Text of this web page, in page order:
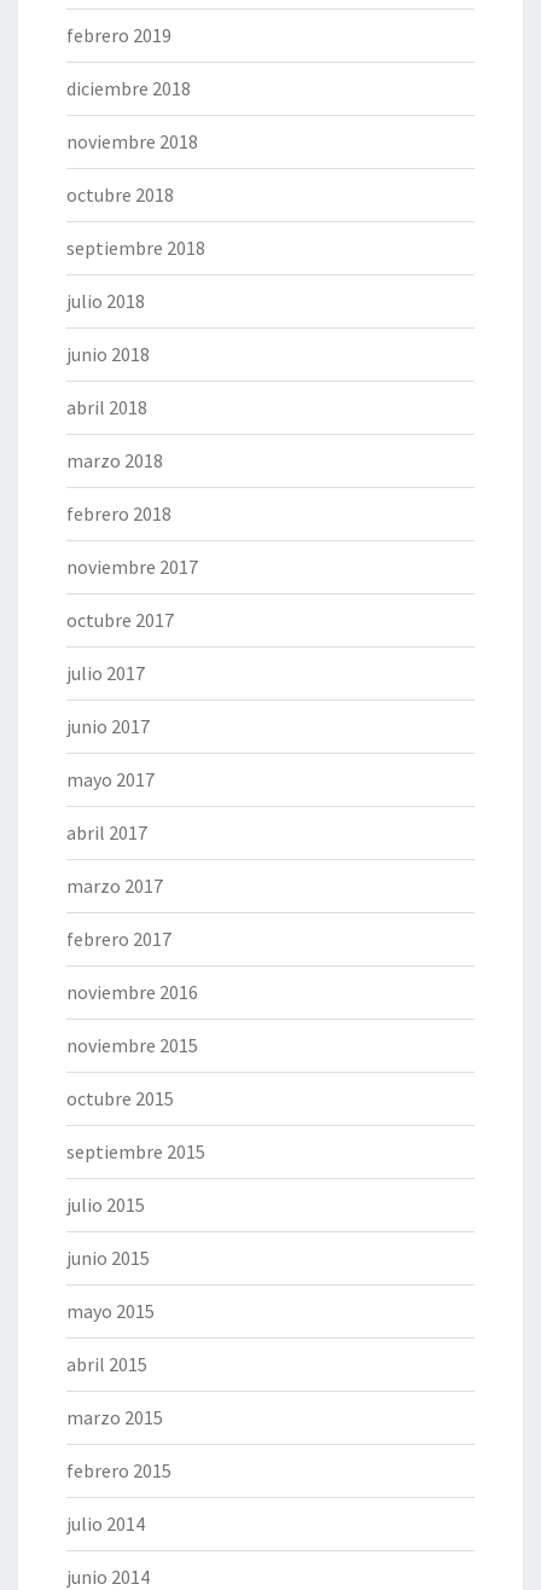
febrero 2019
diciembre 2018
noviembre 2018
octubre 2018
septiembre 2018
julio 2018
junio 2018
abril 2018
marzo 2018
febrero 2018
noviembre 2017
octubre 2017
julio 2017
junio 2017
mayo 2017
abril 2017
marzo 2017
febrero 2017
noviembre 2016
noviembre 2015
octubre 2015
septiembre 2015
julio 2015
junio 2015
mayo 2015
abril 2015
marzo 2015
febrero 2015
julio 2014
junio 2014